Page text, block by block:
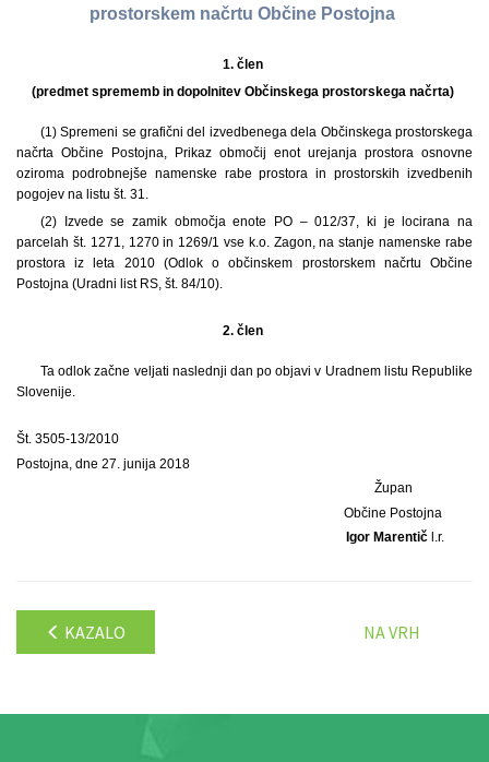
prostorskem načrtu Občine Postojna
1. člen
(predmet sprememb in dopolnitev Občinskega prostorskega načrta)
(1) Spremeni se grafični del izvedbenega dela Občinskega prostorskega
načrta Občine Postojna, Prikaz območij enot urejanja prostora osnovne
oziroma podrobnejše namenske rabe prostora in prostorskih izvedbenih
pogojev na listu št. 31.
(2) Izvede se zamik območja enote PO – 012/37, ki je locirana na
parcelah št. 1271, 1270 in 1269/1 vse k.o. Zagon, na stanje namenske rabe
prostora iz leta 2010 (Odlok o občinskem prostorskem načrtu Občine
Postojna (Uradni list RS, št. 84/10).
2. člen
Ta odlok začne veljati naslednji dan po objavi v Uradnem listu Republike
Slovenije.
Št. 3505-13/2010
Postojna, dne 27. junija 2018
Župan
Občine Postojna
Igor Marentičl.r.
KAZALO NA VRH